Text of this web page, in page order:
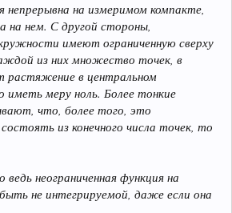
непрерывна на измеримом компакте,
на нем. С другой стороны,
имеют ограниченную сверху
из них множество точек, в
растяжение в центральном
иметь меру ноль. Более тонкие
что, более того, это
из конечного числа точек, то
ведь неограниченная функция на
не интегрируемой, даже если она